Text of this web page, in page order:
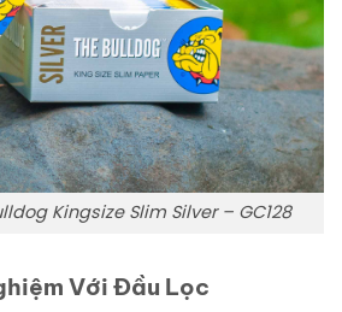
Kingsize Slim Silver – GC128
Với Đầu Lọc